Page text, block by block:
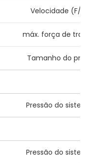
Velocidade (F/
máx. força de
Tamanho do
Pressão do
Pressão do